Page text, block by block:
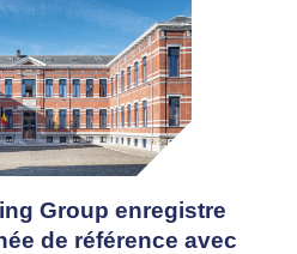
Group enregistre
de référence avec